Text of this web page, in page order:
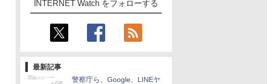
INTERNET Watch をフォローする
最新記事
警察庁ら、Google、LINEヤ